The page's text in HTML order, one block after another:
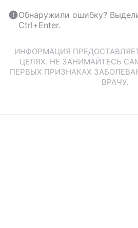
Обнаружили ошибку?
Ctrl+Enter.
ИНФОРМАЦИЯ
ЦЕЛЯХ. НЕ ЗАНИМАЙТЕСЬ
ПЕРВЫХ ПРИЗНАКАХ
ВРАЧУ.